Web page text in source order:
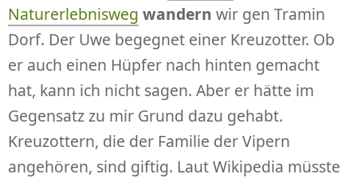
Naturerlebnisweg wandern wir gen Tramin
Dorf. Der Uwe begegnet einer Kreuzotter. Ob
er auch einen Hüpfer nach hinten gemacht
hat, kann ich nicht sagen. Aber er hätte im
Gegensatz zu mir Grund dazu gehabt.
Kreuzottern, die der Familie der Vipern
angehören, sind giftig. Laut Wikipedia müsste